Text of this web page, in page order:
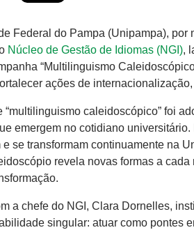
Federal do Pampa (Unipampa), por
Núcleo de Gestão de Idiomas (NGI),
“Multilinguismo
ações de
“multilinguismo caleidoscópico” foi
emergem no cotidiano
e se transformam continuamente na
revela novas formas a
a chefe do NGI, Clara Dornelles,
singular: atuar como pontes